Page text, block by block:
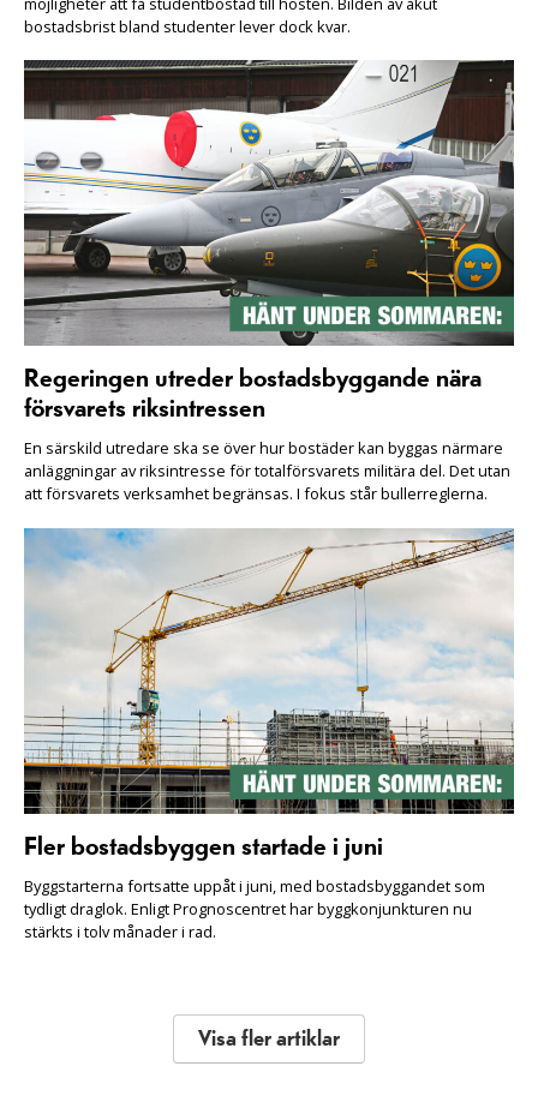
bostadsbrist bland studenter lever dock kvar.
Regeringen utreder bostadsbyggande nära
försvarets riksintressen
En särskild utredare ska se över hur bostäder kan byggas närmare
anläggningar av riksintresse för totalförsvarets militära del. Det utan
att försvarets verksamhet begränsas. I fokus står bullerreglerna.
Fler bostadsbyggen startade i juni
Byggstarterna fortsatte uppåt i juni, med bostadsbyggandet som
tydligt draglok. Enligt Prognoscentret har byggkonjunkturen nu
stärkts i tolv månader i rad.
Visa fler artiklar